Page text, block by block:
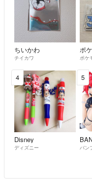
ちいかわ
チイカワ
ポ
ポケ
4
Disney
ディズニー
5
バン